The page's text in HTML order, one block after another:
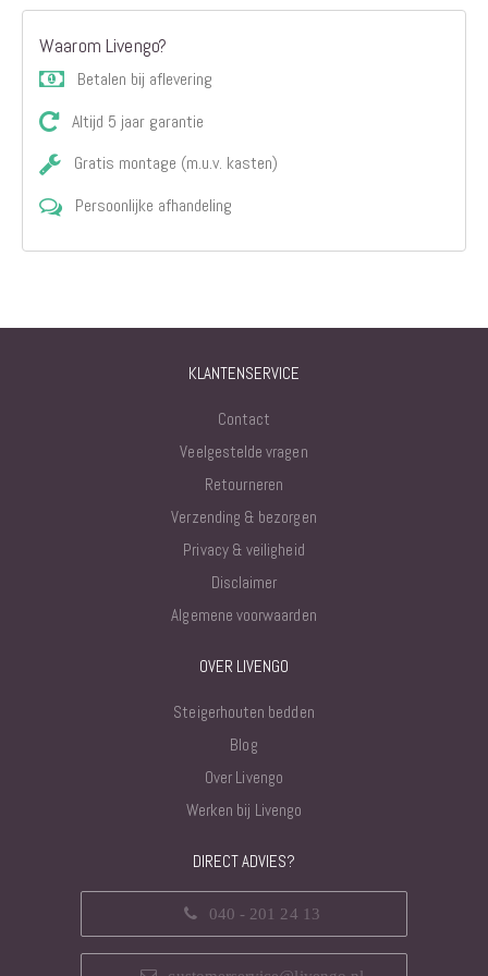
Waarom Livengo?
Betalen bij aflevering
Altijd 5 jaar garantie
Gratis montage (m.u.v. kasten)
Persoonlijke afhandeling
KLANTENSERVICE
Contact
Veelgestelde vragen
Retourneren
Verzending & bezorgen
Privacy & veiligheid
Disclaimer
Algemene voorwaarden
OVER LIVENGO
Steigerhouten bedden
Blog
Over Livengo
Werken bij Livengo
DIRECT ADVIES?
040 - 201 24 13